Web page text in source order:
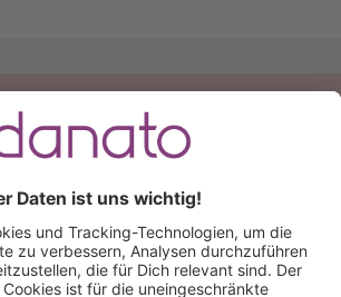
hast eine Frage?
(0) 511 51 56 0300
uns eineE-Mail
Kauf auf Rechnung